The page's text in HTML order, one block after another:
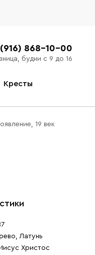
(916) 868-10-00
будни с 9 до 16
Кресты
19 век
Латунь
Христос